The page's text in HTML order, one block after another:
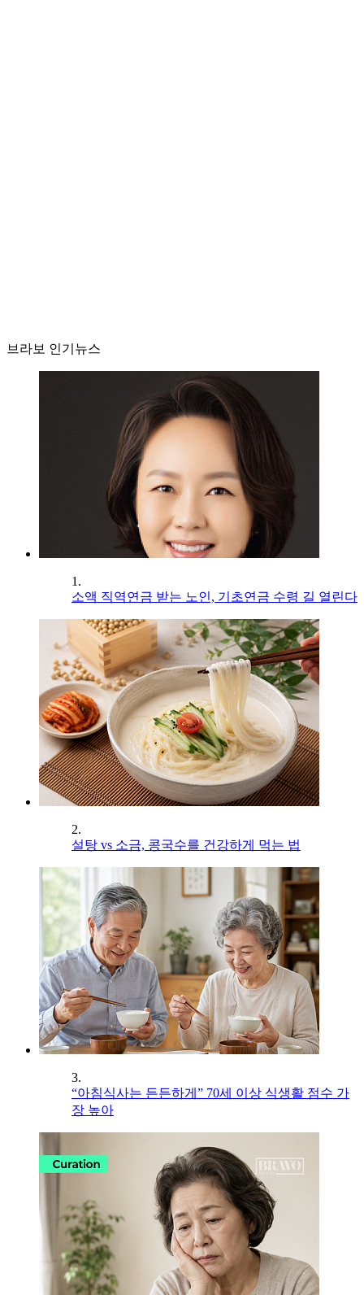
브라보 인기뉴스
1.
소액 직역연금 받는 노인, 기초연금 수령 길 열린다
2.
설탕 vs 소금, 콩국수를 건강하게 먹는 법
3.
“아침식사는 든든하게” 70세 이상 식생활 점수 가
장 높아